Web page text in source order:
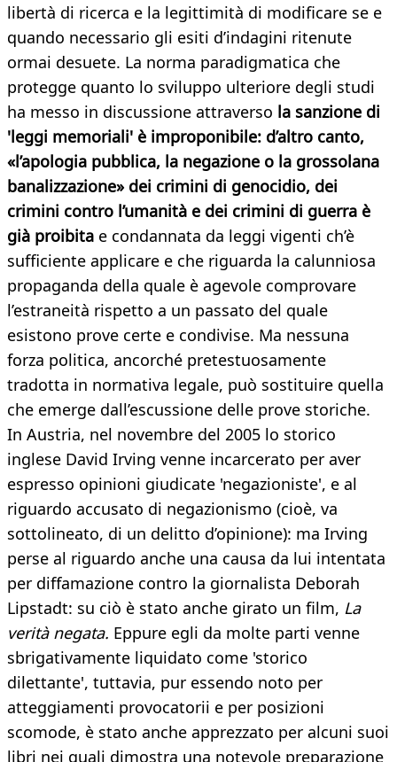
libertà di ricerca e la legittimità di modificare se e
quando necessario gli esiti d’indagini ritenute
ormai desuete. La norma paradigmatica che
protegge quanto lo sviluppo ulteriore degli studi
ha messo in discussione attraverso la sanzione di
'leggi memoriali' è improponibile: d’altro canto,
«l’apologia pubblica, la negazione o la grossolana
banalizzazione» dei crimini di genocidio, dei
crimini contro l’umanità e dei crimini di guerra è
già proibita e condannata da leggi vigenti ch’è
sufficiente applicare e che riguarda la calunniosa
propaganda della quale è agevole comprovare
l’estraneità rispetto a un passato del quale
esistono prove certe e condivise. Ma nessuna
forza politica, ancorché pretestuosamente
tradotta in normativa legale, può sostituire quella
che emerge dall’escussione delle prove storiche.
In Austria, nel novembre del 2005 lo storico
inglese David Irving venne incarcerato per aver
espresso opinioni giudicate 'negazioniste', e al
riguardo accusato di negazionismo (cioè, va
sottolineato, di un delitto d’opinione): ma Irving
perse al riguardo anche una causa da lui intentata
per diffamazione contro la giornalista Deborah
Lipstadt: su ciò è stato anche girato un film, La
verità negata. Eppure egli da molte parti venne
sbrigativamente liquidato come 'storico
dilettante', tuttavia, pur essendo noto per
atteggiamenti provocatorii e per posizioni
scomode, è stato anche apprezzato per alcuni suoi
libri nei quali dimostra una notevole preparazione